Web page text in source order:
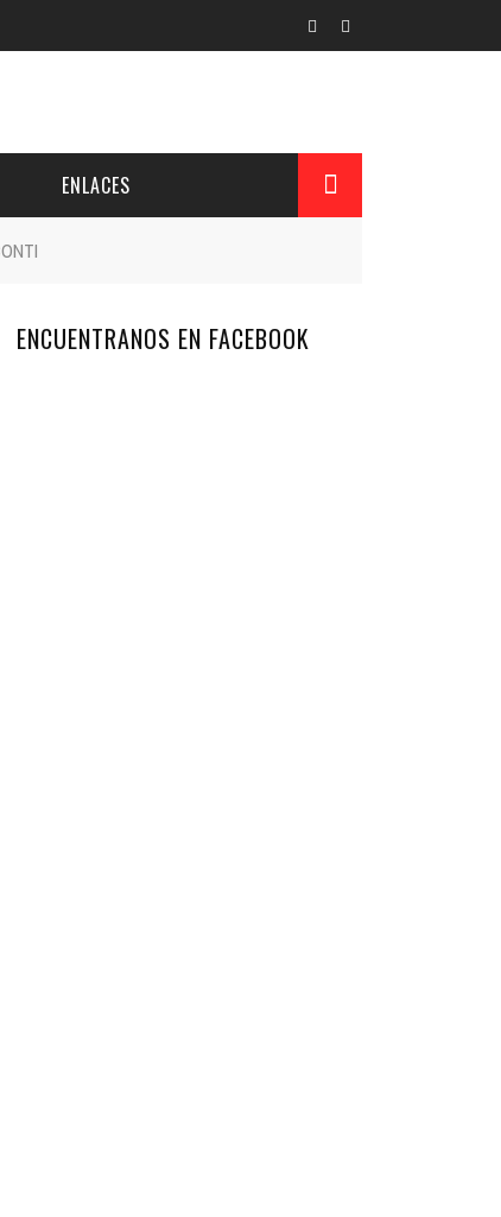
DEL PATRONATO
ENLACES
ENCUENTRANOS EN FACEBOOK